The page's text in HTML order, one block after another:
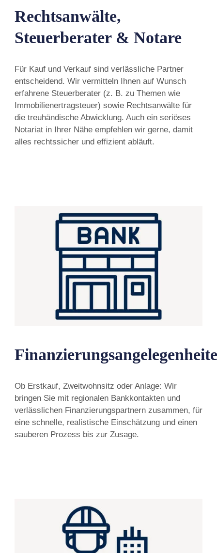
Rechtsanwälte,
Steuerberater & Notare
Für Kauf und Verkauf sind verlässliche Partner
entscheidend. Wir vermitteln Ihnen auf Wunsch
erfahrene Steuerberater (z. B. zu Themen wie
Immobilienertragsteuer) sowie Rechtsanwälte für
die treuhändische Abwicklung. Auch ein seriöses
Notariat in Ihrer Nähe empfehlen wir gerne, damit
alles rechtssicher und effizient abläuft.
Ob Erstkauf, Zweitwohnsitz oder Anlage: Wir
bringen Sie mit regionalen Bankkontakten und
verlässlichen Finanzierungspartnern zusammen, für
eine schnelle, realistische Einschätzung und einen
sauberen Prozess bis zur Zusage.